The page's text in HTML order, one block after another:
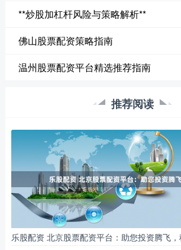
**炒股加杠杆风险与策略解析**
佛山股票配资策略指南
温州股票配资平台精选推荐指南
推荐阅读
乐股配资 北京股票配资平台：助您投资腾飞